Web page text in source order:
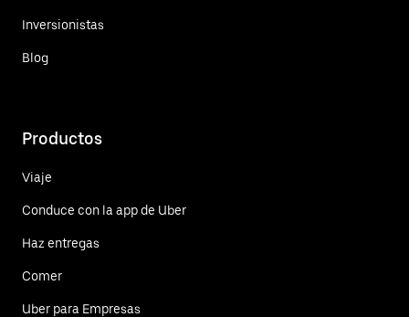
Inversionistas
Blog
Productos
Viaje
Conduce con la app de Uber
Haz entregas
Comer
Uber para Empresas